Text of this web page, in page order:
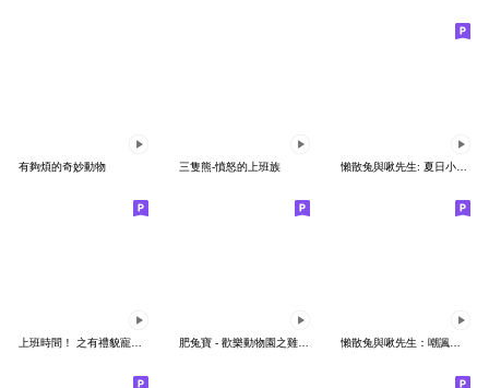
有夠煩的奇妙動物 三隻熊-憤怒的上班族 懶散兔與啾先生: 夏日小劇場
懶散兔與啾先生：嘲諷小動作